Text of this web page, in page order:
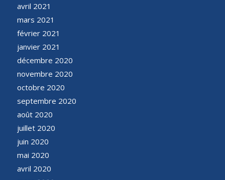
avril 2021
mars 2021
février 2021
janvier 2021
décembre 2020
novembre 2020
octobre 2020
septembre 2020
août 2020
juillet 2020
juin 2020
mai 2020
avril 2020